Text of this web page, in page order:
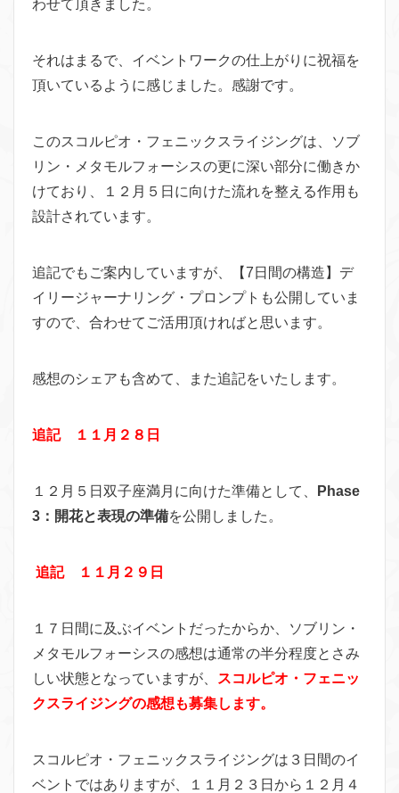
わせて頂きました。
それはまるで、イベントワークの仕上がりに祝福を
頂いているように感じました。感謝です。
このスコルピオ・フェニックスライジングは、ソブ
リン・メタモルフォーシスの更に深い部分に働きか
けており、１２月５日に向けた流れを整える作用も
設計されています。
追記でもご案内していますが、【7日間の構造】デ
イリージャーナリング・プロンプトも公開していま
すので、合わせてご活用頂ければと思います。
感想のシェアも含めて、また追記をいたします。
追記 １１月２８日
１２月５日双子座満月に向けた準備として、
Phase
3：開花と表現の準備を公開しました。
追記 １１月２９日
１７日間に及ぶイベントだったからか、ソブリン・
メタモルフォーシスの感想は通常の半分程度とさみ
しい状態となっていますが、
スコルピオ・フェニッ
クスライジングの感想も募集します。
スコルピオ・フェニックスライジングは３日間のイ
ベントではありますが、１１月２３日から１２月４